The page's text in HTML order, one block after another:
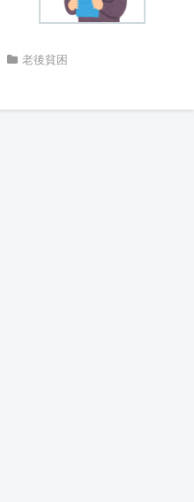
老後貧困